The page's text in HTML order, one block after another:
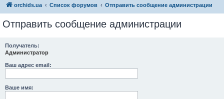
orchids.ua Список форумов Отправить сообщение администрации
Отправить сообщение администрации
Получатель:
Администратор
Ваш адрес email:
Ваше имя: